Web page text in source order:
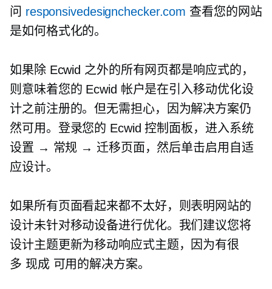
问 responsivedesignchecker.com 查看您的网站
是如何格式化的。
如果除 Ecwid 之外的所有网页都是响应式的，
则意味着您的 Ecwid 帐户是在引入移动优化设
计之前注册的。但无需担心，因为解决方案仍
然可用。登录您的 Ecwid 控制面板，进入系统
设置 → 常规 → 迁移页面，然后单击启用自适
应设计。
如果所有页面看起来都不太好，则表明网站的
设计未针对移动设备进行优化。我们建议您将
设计主题更新为移动响应式主题，因为有很
多 现成可用的解决方案。